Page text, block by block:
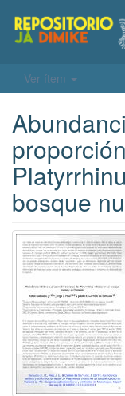
Ver ítem
bosque